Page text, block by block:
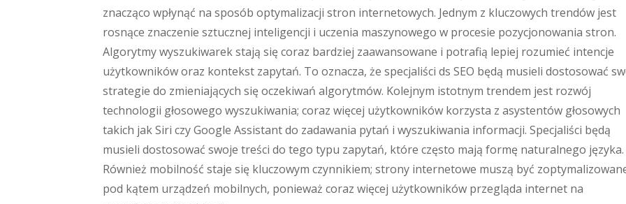
znacząco wpłynąć na sposób optymalizacji stron internetowych. Jednym z kluczowych trendów jest
rosnące znaczenie sztucznej inteligencji i uczenia maszynowego w procesie pozycjonowania stron.
Algorytmy wyszukiwarek stają się coraz bardziej zaawansowane i potrafią lepiej rozumieć intencje
użytkowników oraz kontekst zapytań. To oznacza, że specjaliści ds SEO będą musieli dostosować
strategie do zmieniających się oczekiwań algorytmów. Kolejnym istotnym trendem jest rozwój
technologii głosowego wyszukiwania; coraz więcej użytkowników korzysta z asystentów głosowych
takich jak Siri czy Google Assistant do zadawania pytań i wyszukiwania informacji. Specjaliści będą
musieli dostosować swoje treści do tego typu zapytań, które często mają formę naturalnego języka.
Również mobilność staje się kluczowym czynnikiem; strony internetowe muszą być
pod kątem urządzeń mobilnych, ponieważ coraz więcej użytkowników przegląda internet na